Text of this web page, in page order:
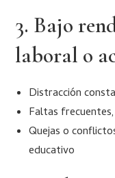
3. Bajo
laboral o
Distracción
Faltas
Quejas o
educativo